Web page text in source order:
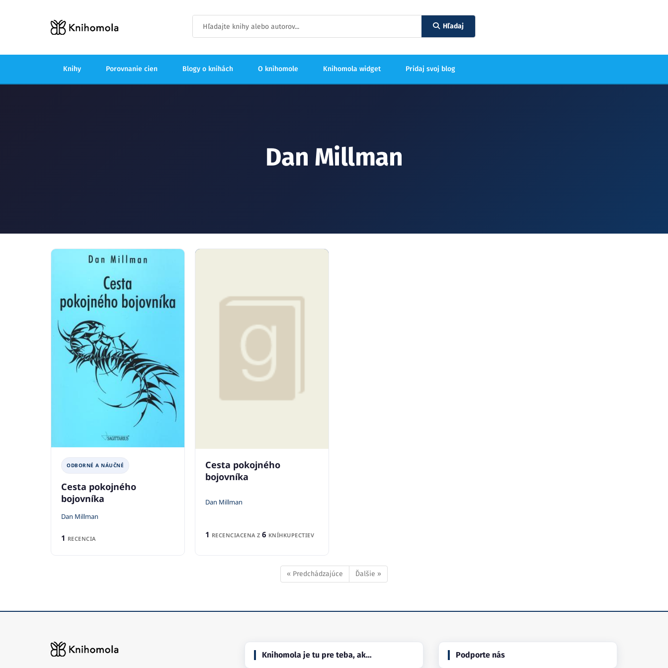
Hľadaj
Knihy Porovnanie cien Blogy o knihách O knihomole Knihomola widget Pridaj svoj blog
Dan Millman
ODBORNÉ A NÁUČNÉ
Cesta pokojného
bojovníka
Dan Millman
1 RECENCIA
Cesta pokojného
bojovníka
Dan Millman
1 RECENCIACENA Z 6 KNÍHKUPECTIEV
« Predchádzajúce Ďalšie »
Knihomola je tu pre teba, ak… Podporte nás